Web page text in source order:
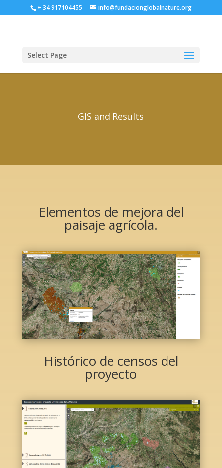
+ 34 917104455 info@fundacionglobalnature.org
Select Page
GIS and Results
Elementos de mejora del
paisaje agrícola.
Histórico de censos del
proyecto